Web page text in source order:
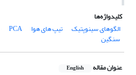
کلیدواژه‌ها
الگوهای سینوپتیک
تیپ های هوا PCA
سنگین
عنوان مقاله English